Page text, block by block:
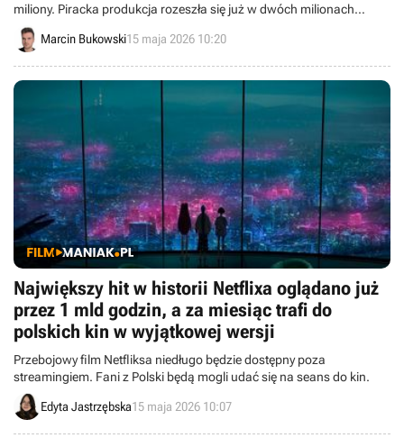
miliony. Piracka produkcja rozeszła się już w dwóch milionach
egzemplarzy.
Marcin Bukowski15 maja 2026 10:20
Największy hit w historii Netflixa oglądano już
przez 1 mld godzin, a za miesiąc trafi do
polskich kin w wyjątkowej wersji
Przebojowy film Netfliksa niedługo będzie dostępny poza
streamingiem. Fani z Polski będą mogli udać się na seans do kin.
Edyta Jastrzębska15 maja 2026 10:07